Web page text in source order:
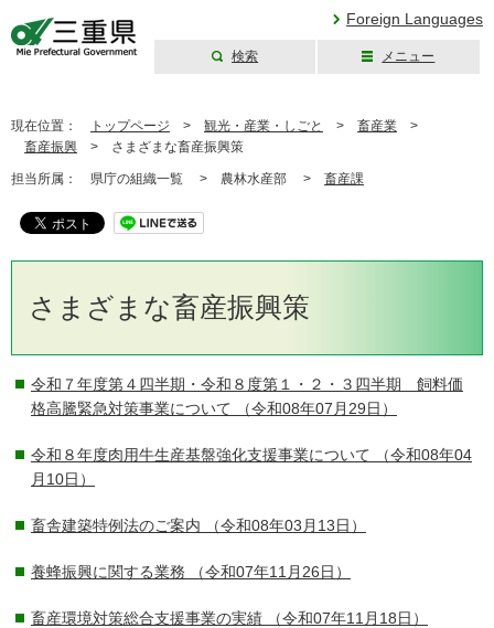
Foreign Languages
検索 メニュー
現在位置： トップページ > 観光・産業・しごと > 畜産業 >
畜産振興 > さまざまな畜産振興策
担当所属： 県庁の組織一覧 > 農林水産部 > 畜産課
さまざまな畜産振興策
令和７年度第４四半期・令和８度第１・２・３四半期 飼料価
格高騰緊急対策事業について （令和08年07月29日）
令和８年度肉用牛生産基盤強化支援事業について （令和08年04
月10日）
畜舎建築特例法のご案内 （令和08年03月13日）
養蜂振興に関する業務 （令和07年11月26日）
畜産環境対策総合支援事業の実績 （令和07年11月18日）